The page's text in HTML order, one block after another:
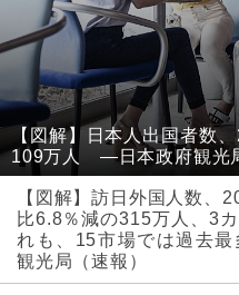
【図解】日本人出国者数
109万人 ―日本政府観光
【図解】訪日外国人数、
比6.8％減の315万人、3
れも、15市場では過去
観光局（速報）